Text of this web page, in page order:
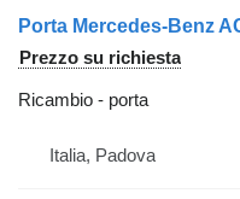
Prezzo su richiesta
Ricambio - porta
Italia, Padova